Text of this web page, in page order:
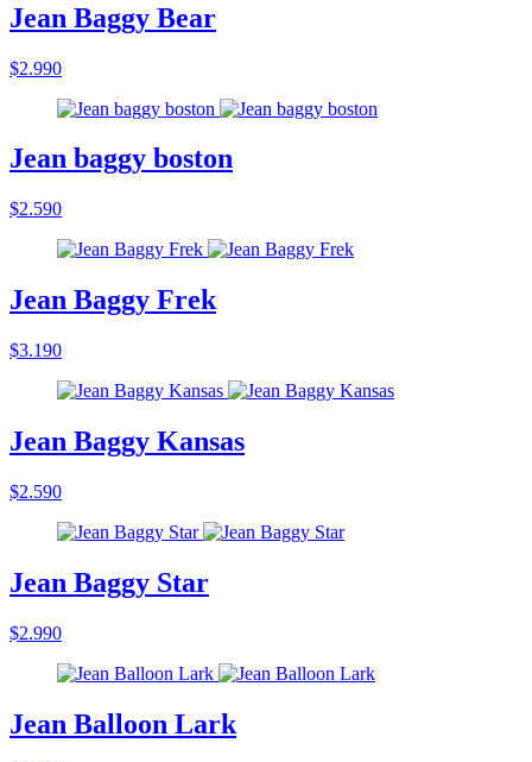
Jean Baggy Bear
$2.990
Jean baggy boston
$2.590
Jean Baggy Frek
$3.190
Jean Baggy Kansas
$2.590
Jean Baggy Star
$2.990
Jean Balloon Lark